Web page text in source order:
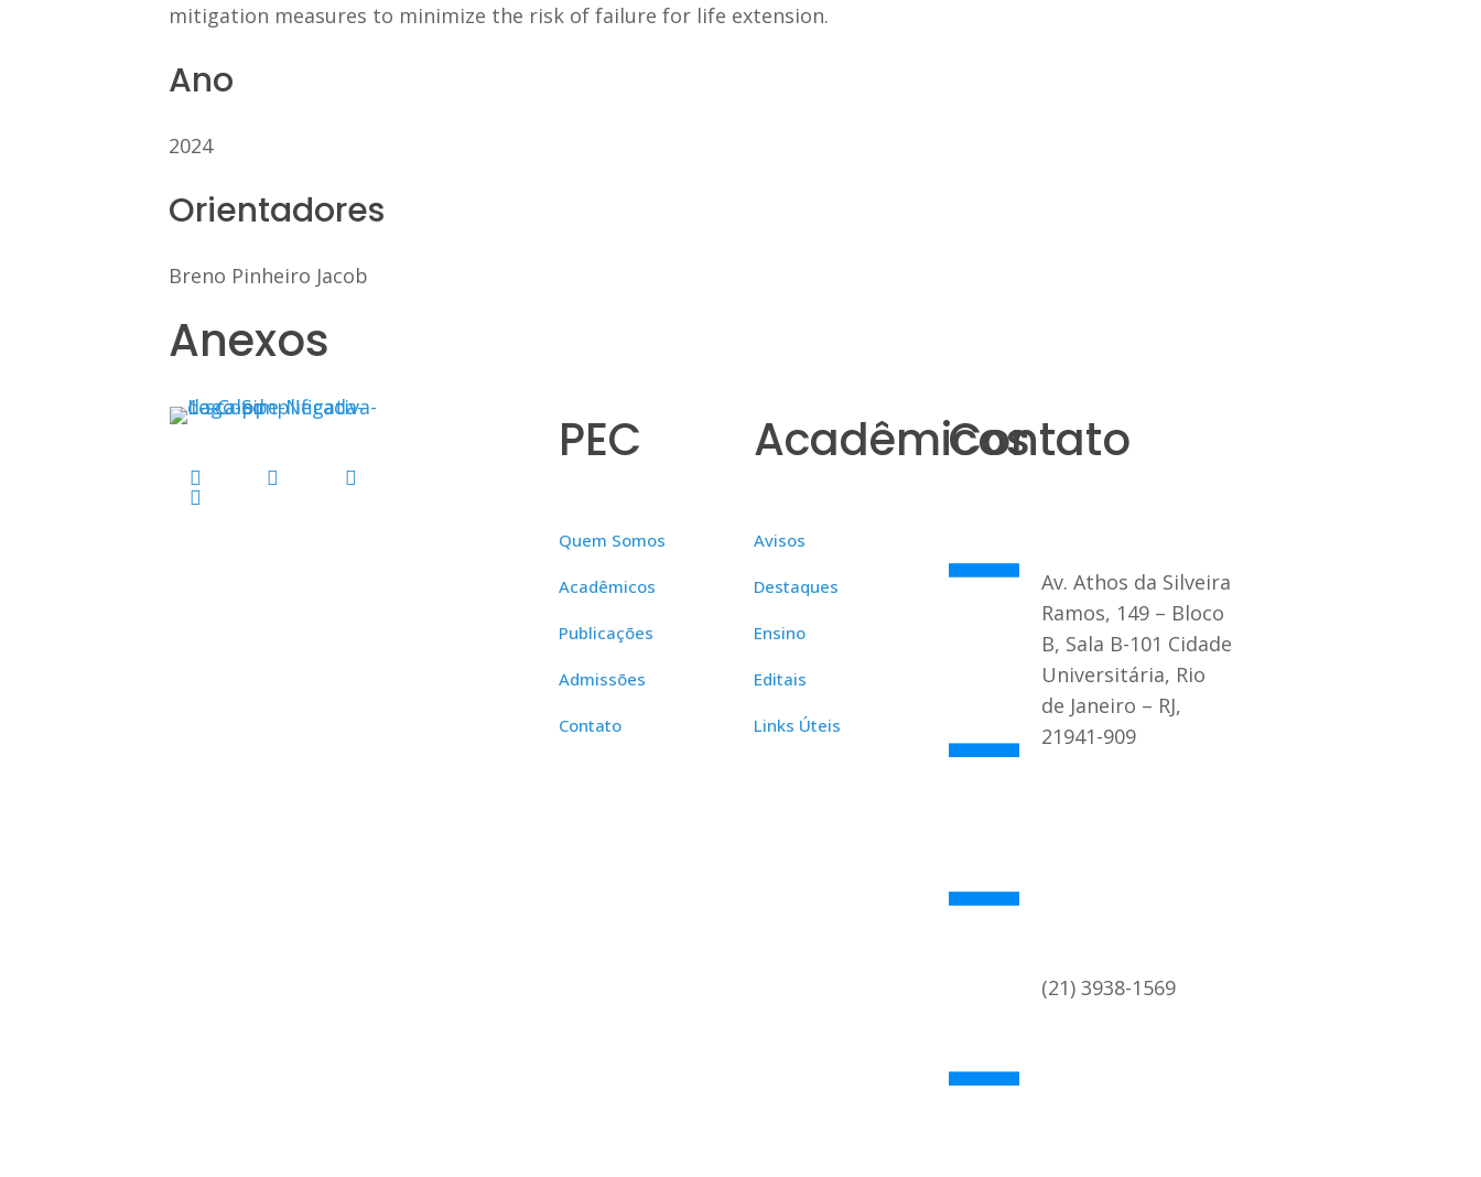
mitigation measures to minimize the risk of failure for life extension.
Ano
2024
Orientadores
Breno Pinheiro Jacob
Anexos
PEC
Quem Somos
Acadêmicos
Publicações
Admissões
Contato
Acadêmicos
Avisos
Destaques
Ensino
Editais
Links Úteis
Contato
Av. Athos da Silveira
Ramos, 149 – Bloco
B, Sala B-101 Cidade
Universitária, Rio
de Janeiro – RJ,
21941-909
(21) 3938-1569